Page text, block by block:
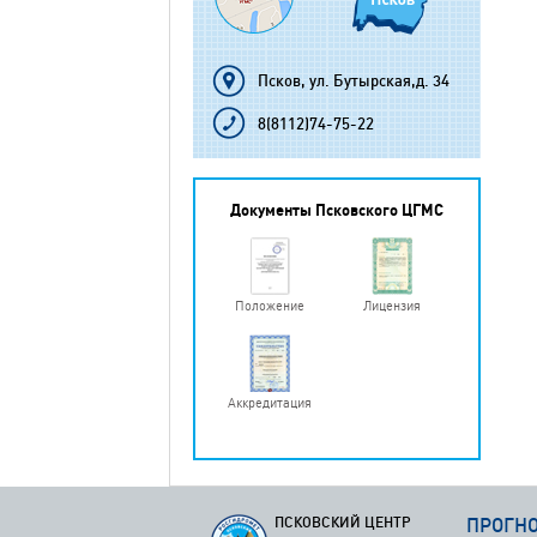
Псков, ул. Бутырская,д. 34
8(8112)74-75-22
Документы Псковского ЦГМС
Положение Лицензия
Аккредитация
ПСКОВСКИЙ ЦЕНТР